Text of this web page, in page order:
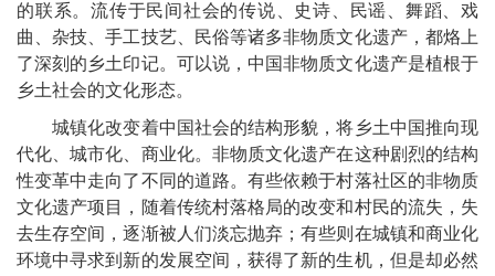
的联系。流传于民间社会的传说、史诗、民谣、舞蹈、戏
曲、杂技、手工技艺、民俗等诸多非物质文化遗产，都烙上
了深刻的乡土印记。可以说，中国非物质文化遗产是植根于
乡土社会的文化形态。
城镇化改变着中国社会的结构形貌，将乡土中国推向现
代化、城市化、商业化。非物质文化遗产在这种剧烈的结构
性变革中走向了不同的道路。有些依赖于村落社区的非物质
文化遗产项目，随着传统村落格局的改变和村民的流失，失
去生存空间，逐渐被人们淡忘抛弃；有些则在城镇和商业化
环境中寻求到新的发展空间，获得了新的生机，但是却必然